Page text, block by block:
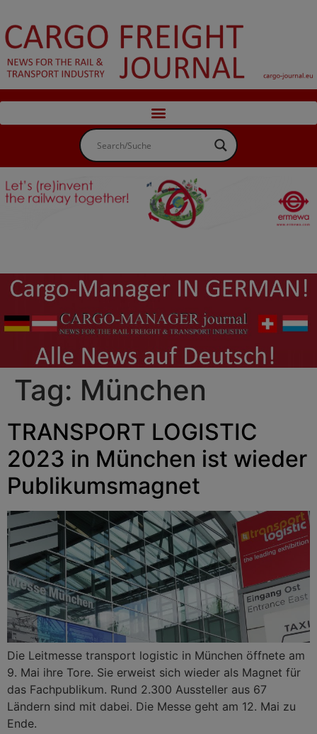
Tag: München
TRANSPORT LOGISTIC
2023 in München ist wieder
Publikumsmagnet
Die Leitmesse transport logistic in München öffnete am
9. Mai ihre Tore. Sie erweist sich wieder als Magnet für
das Fachpublikum. Rund 2.300 Aussteller aus 67
Ländern sind mit dabei. Die Messe geht am 12. Mai zu
Ende.